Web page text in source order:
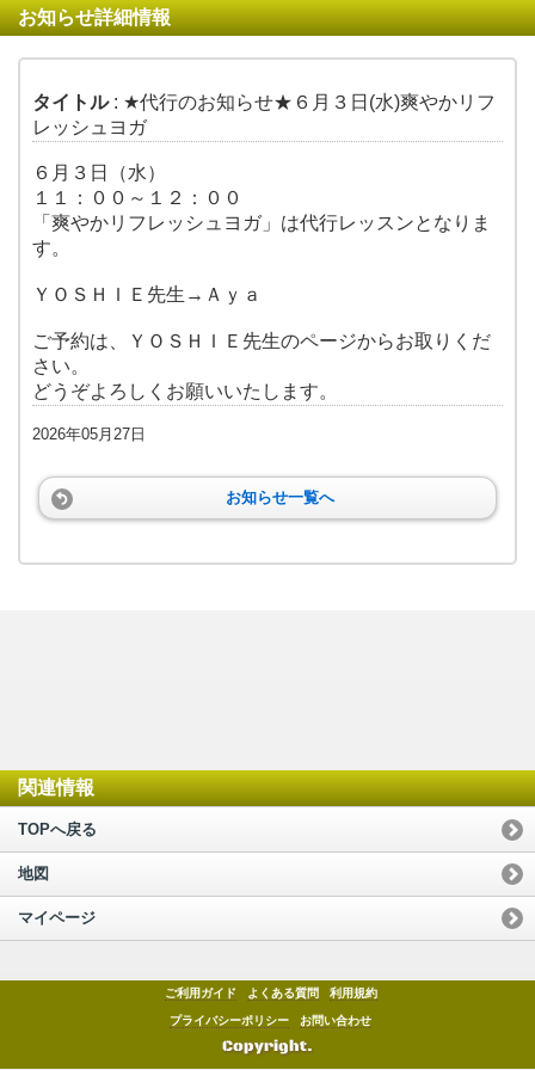
お知らせ詳細情報
タイトル: ★代行のお知らせ★６月３日(水)爽やかリフ
レッシュヨガ
６月３日（水）
１１：００～１２：００
「爽やかリフレッシュヨガ」は代行レッスンとなりま
す。
ＹＯＳＨＩＥ先生→Ａｙａ
ご予約は、ＹＯＳＨＩＥ先生のページからお取りくだ
さい。
どうぞよろしくお願いいたします。
2026年05月27日
お知らせ一覧へ
関連情報
TOPへ戻る
地図
マイページ
ご利用ガイド よくある質問 利用規約
プライバシーポリシー お問い合わせ
Copyright.